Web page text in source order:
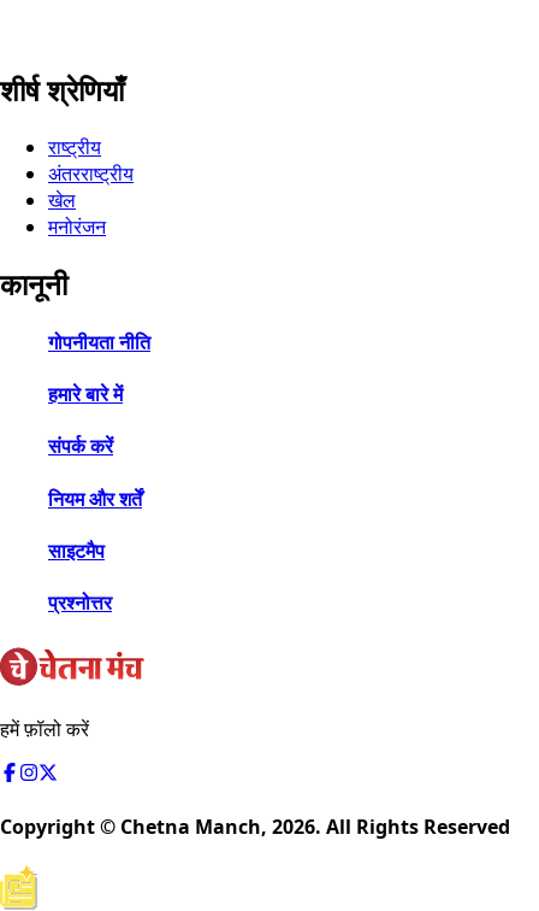
शीर्ष श्रेणियाँ
राष्ट्रीय
अंतरराष्ट्रीय
खेल
मनोरंजन
कानूनी
गोपनीयता नीति
हमारे बारे में
संपर्क करें
नियम और शर्तें
साइटमैप
प्रश्नोत्तर
हमें फ़ॉलो करें
Copyright © Chetna Manch, 2026. All Rights Reserved